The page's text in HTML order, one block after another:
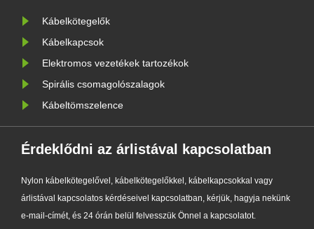
számára,......
Kábelkötegelők
Kábelkapcsok
Elektromos vezetékek tartozékok
Spirális csomagolószalagok
Kábeltömszelence
Érdeklődni az árlistával kapcsolatban
Nylon kábelkötegelővel, kábelkötegelőkkel, kábelkapcsokkal vagy
árlistával kapcsolatos kérdéseivel kapcsolatban, kérjük, hagyja nekünk
e-mail-címét, és 24 órán belül felvesszük Önnel a kapcsolatot.